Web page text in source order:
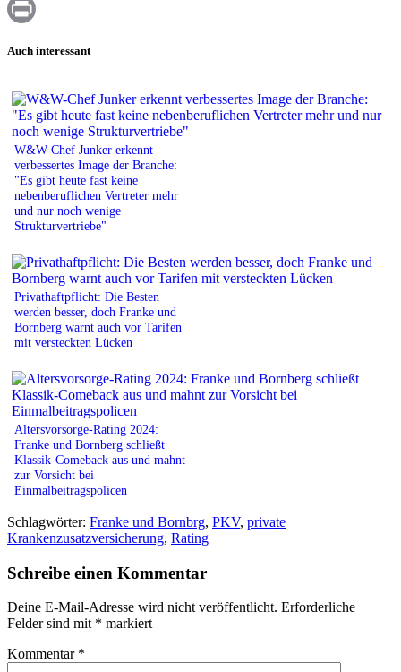
WhatsApp
Auch interessant
W&W-Chef Junker erkennt
verbessertes Image der Branche:
"Es gibt heute fast keine
nebenberuflichen Vertreter mehr
und nur noch wenige
Strukturvertriebe"
Privathaftpflicht: Die Besten
werden besser, doch Franke und
Bornberg warnt auch vor Tarifen
mit versteckten Lücken
Altersvorsorge-Rating 2024:
Franke und Bornberg schließt
Klassik-Comeback aus und mahnt
zur Vorsicht bei
Einmalbeitragspolicen
Schlagwörter: Franke und Bornbrg, PKV, private
Krankenzusatzversicherung, Rating
Schreibe einen Kommentar
Deine E-Mail-Adresse wird nicht veröffentlicht. Erforderliche
Felder sind mit * markiert
Kommentar *